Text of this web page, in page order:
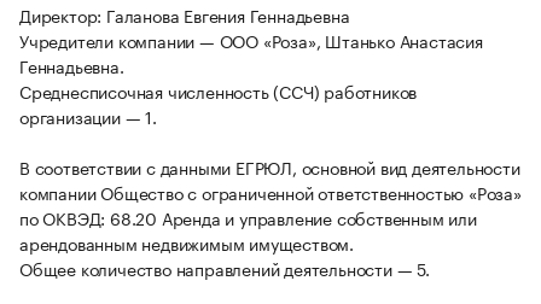
Директор: Галанова Евгения Геннадьевна
Учредители компании — ООО «Роза», Штанько Анастасия
Геннадьевна.
Среднесписочная численность (ССЧ) работников
организации — 1.
В соответствии с данными ЕГРЮЛ, основной вид деятельности
компании Общество с ограниченной ответственностью «Роза»
по ОКВЭД: 68.20 Аренда и управление собственным или
арендованным недвижимым имуществом.
Общее количество направлений деятельности — 5.